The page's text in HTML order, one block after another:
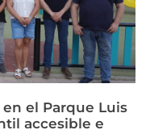
el Parque Luis
accesible e